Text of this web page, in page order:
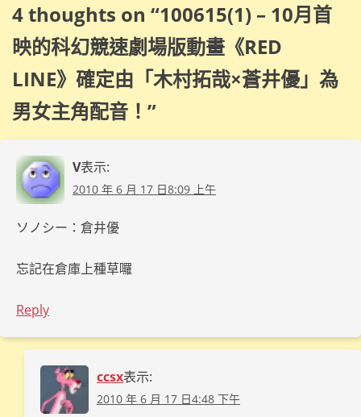
4 thoughts on “100615(1) – 10月首
映的科幻競速劇場版動畫《RED
LINE》確定由「木村拓哉×蒼井優」為
男女主角配音！ ”
V表示:
2010 年 6 月 17 日8:09 上午
ソノシー：倉井優
忘記在倉庫上種草囉
Reply
ccsx表示:
2010 年 6 月 17 日4:48 下午